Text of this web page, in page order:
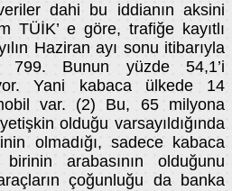
dahi bu iddianın aksini
TÜİK’ e göre, trafiğe kayıtlı
Haziran ayı sonu itibarıyla
Bunun yüzde 54,1’i
Yani kabaca ülkede 14
var. (2) Bu, 65 milyona
olduğu varsayıldığında
olmadığı, sadece kabaca
arabasının olduğunu
çoğunluğu da banka